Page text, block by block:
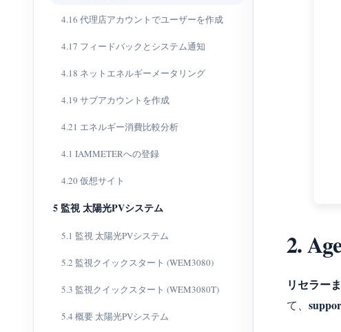
4.16 代理店アカウントでユーザーを作成
4.17 フィードバックとシステム通知
4.18 ネットエネルギーメータリング
4.19 サブアカウントを作成
4.21 エネルギー消費比較分析
4.1 IAMMETERへの登録
4.20 仮想サイト
5 監視 太陽光PVシステム
5.1 監視 太陽光PVシステム
5.2 監視クイックスタート (WEM3080)
5.3 監視クイックスタート (WEM3080T)
5.4 概要 太陽光PVシステム
2.
リセラー
て、